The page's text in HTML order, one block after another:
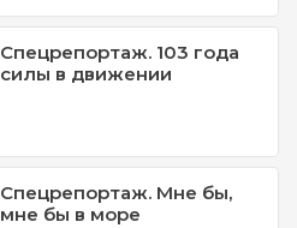
Спецрепортаж. 103 года
силы в движении
Спецрепортаж. Мне бы,
мне бы в море